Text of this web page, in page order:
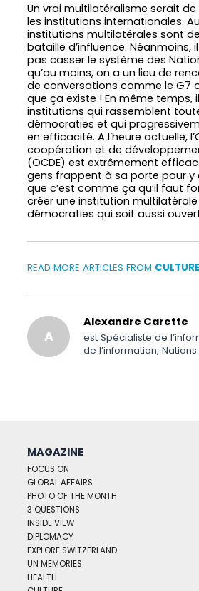
Un vrai multilatéralisme serait
les institutions internationales.
institutions multilatérales sont
bataille d’influence. Néanmoins,
pas casser le système des
qu’au moins, on a un lieu de
de conversations comme le G7
que ça existe ! En même temps,
institutions qui rassemblent
démocraties et qui
en efficacité. A l’heure actuelle,
coopération et de
(OCDE) est extrêmement
gens frappent à sa porte pour y
que c’est comme ça qu’il faut
créer une institution
démocraties qui soit aussi
READ MORE ARTICLES FROM CULTURE
A
Alexandre Carette
est Spécialiste de
de l’information, Nations
MAGAZINE
FOCUS ON
GLOBAL AFFAIRS
PHOTO OF THE MONTH
3 QUESTIONS
INSIDE VIEW
DIPLOMACY
EXPLORE SWITZERLAND
UN MEMORIES
HEALTH